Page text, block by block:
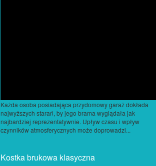
Każda osoba posiadająca przydomowy garaż dokłada
najwyższych starań, by jego brama wyglądała jak
najbardziej reprezentatywnie. Upływ czasu i wpływ
czynników atmosferycznych może doprowadzi...
Kostka brukowa klasyczna